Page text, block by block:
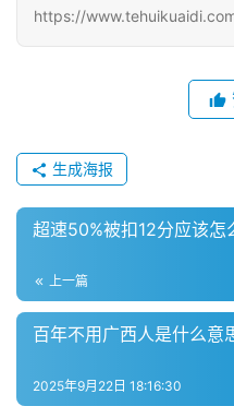
首
物
流
https://
生成海报
超速50%被扣12分应该怎
上一篇
百年不用广西人是什么意
2025年9月22日 18:16:30